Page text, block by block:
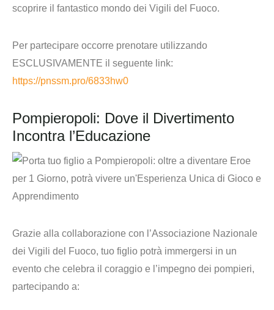
scoprire il fantastico mondo dei Vigili del Fuoco.
Per partecipare occorre prenotare utilizzando
ESCLUSIVAMENTE il seguente link:
https://pnssm.pro/6833hw0
Pompieropoli: Dove il Divertimento
Incontra l’Educazione
Grazie alla collaborazione con l’Associazione Nazionale
dei Vigili del Fuoco, tuo figlio potrà immergersi in un
evento che celebra il coraggio e l’impegno dei pompieri,
partecipando a: